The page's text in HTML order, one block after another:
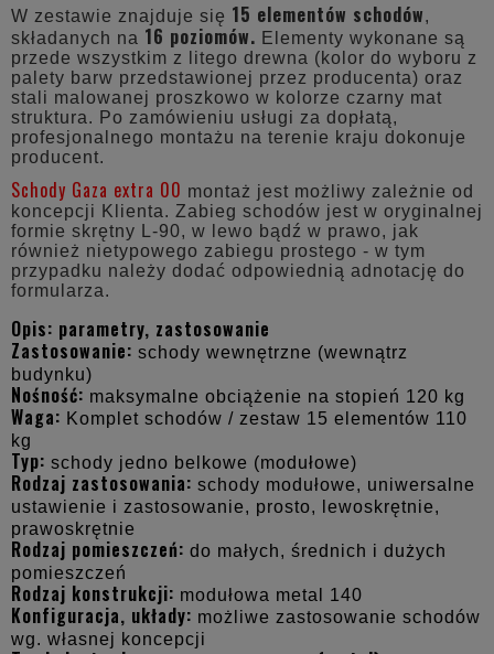
W zestawie znajduje się 15 elementów schodów,
składanych na 16 poziomów. Elementy wykonane są
przede wszystkim z litego drewna (kolor do wyboru z
palety barw przedstawionej przez producenta) oraz
stali malowanej proszkowo w kolorze czarny mat
struktura. Po zamówieniu usługi za dopłatą,
profesjonalnego montażu na terenie kraju dokonuje
producent.
Schody Gaza extra 00 montaż jest możliwy zależnie od
koncepcji Klienta. Zabieg schodów jest w oryginalnej
formie skrętny L-90, w lewo bądź w prawo, jak
również nietypowego zabiegu prostego - w tym
przypadku należy dodać odpowiednią adnotację do
formularza.
Opis: parametry, zastosowanie
Zastosowanie: schody wewnętrzne (wewnątrz
budynku)
Nośność: maksymalne obciążenie na stopień 120 kg
Waga: Komplet schodów / zestaw 15 elementów 110
kg
Typ: schody jedno belkowe (modułowe)
Rodzaj zastosowania: schody modułowe, uniwersalne
ustawienie i zastosowanie, prosto, lewoskrętnie,
prawoskrętnie
Rodzaj pomieszczeń: do małych, średnich i dużych
pomieszczeń
Rodzaj konstrukcji: modułowa metal 140
Konfiguracja, układy: możliwe zastosowanie schodów
wg. własnej koncepcji